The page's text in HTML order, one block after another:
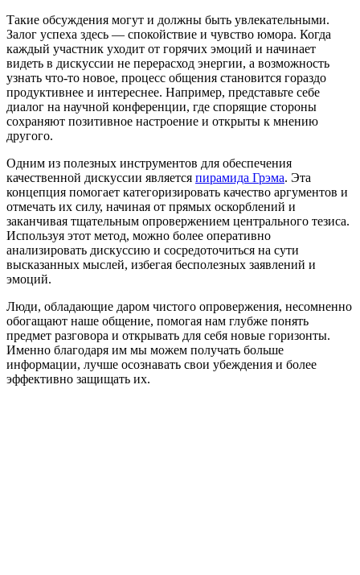
Такие обсуждения могут и должны быть увлекательными.
Залог успеха здесь — спокойствие и чувство юмора. Когда
каждый участник уходит от горячих эмоций и начинает
видеть в дискуссии не перерасход энергии, а возможность
узнать что-то новое, процесс общения становится гораздо
продуктивнее и интереснее. Например, представьте себе
диалог на научной конференции, где спорящие стороны
сохраняют позитивное настроение и открыты к мнению
другого.
Одним из полезных инструментов для обеспечения
качественной дискуссии является пирамида Грэма. Эта
концепция помогает категоризировать качество аргументов и
отмечать их силу, начиная от прямых оскорблений и
заканчивая тщательным опровержением центрального тезиса.
Используя этот метод, можно более оперативно
анализировать дискуссию и сосредоточиться на сути
высказанных мыслей, избегая бесполезных заявлений и
эмоций.
Люди, обладающие даром чистого опровержения, несомненно
обогащают наше общение, помогая нам глубже понять
предмет разговора и открывать для себя новые горизонты.
Именно благодаря им мы можем получать больше
информации, лучше осознавать свои убеждения и более
эффективно защищать их.